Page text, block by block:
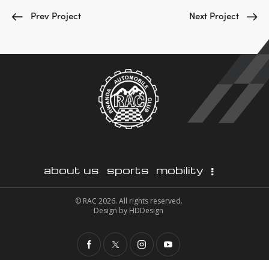
Prev Project Next Project
about us sports mobility
© RAC 2026. All rights reserved.
Design by HDDesign